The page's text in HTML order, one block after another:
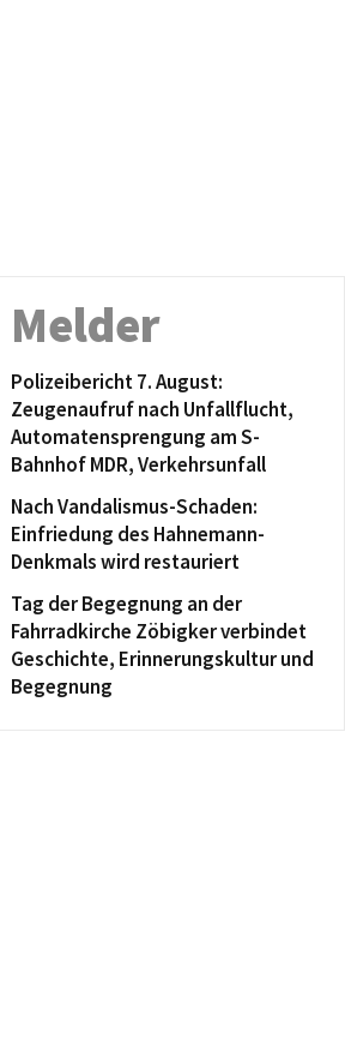
Melder
Polizeibericht 7. August:
Zeugenaufruf nach Unfallflucht,
Automatensprengung am S-
Bahnhof MDR, Verkehrsunfall
Nach Vandalismus-Schaden:
Einfriedung des Hahnemann-
Denkmals wird restauriert
Tag der Begegnung an der
Fahrradkirche Zöbigker verbindet
Geschichte, Erinnerungskultur und
Begegnung